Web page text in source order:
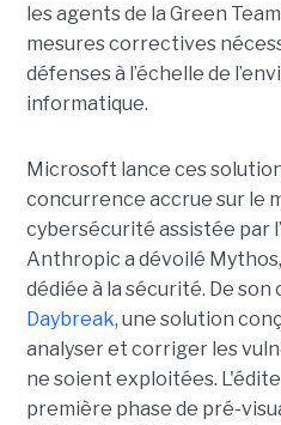
les agents de la Green
mesures correctives
défenses à l’échelle de
informatique.
Microsoft lance ces
concurrence accrue sur le
cybersécurité assistée par
Anthropic a dévoilé
dédiée à la sécurité. De
Daybreak, une solution
analyser et corriger les
ne soient exploitées.
première phase de pré-